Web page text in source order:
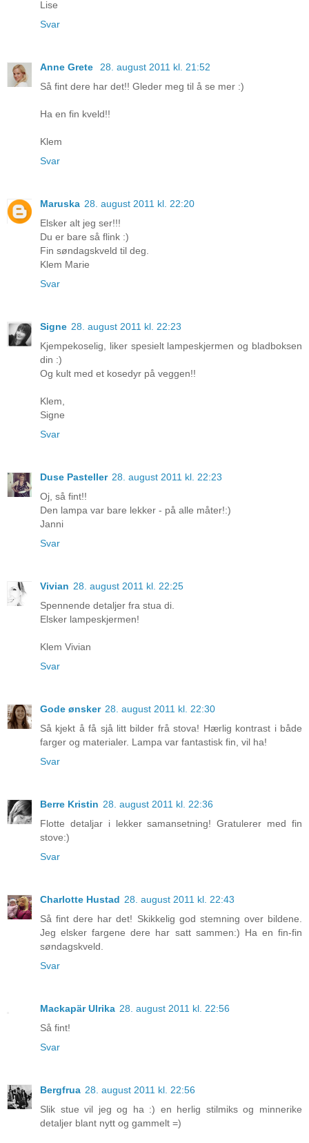
Lise
Svar
Anne Grete
28. august 2011 kl. 21:52
Så fint dere har det!! Gleder meg til å se mer :)
Ha en fin kveld!!
Klem
Svar
Maruska 28. august 2011 kl. 22:20
Elsker alt jeg ser!!!
Du er bare så flink :)
Fin søndagskveld til deg.
Klem Marie
Svar
Signe 28. august 2011 kl. 22:23
Kjempekoselig, liker spesielt lampeskjermen og bladboksen
din :)
Og kult med et kosedyr på veggen!!
Klem,
Signe
Svar
Duse Pasteller 28. august 2011 kl. 22:23
Oj, så fint!!
Den lampa var bare lekker - på alle måter!:)
Janni
Svar
Vivian 28. august 2011 kl. 22:25
Spennende detaljer fra stua di.
Elsker lampeskjermen!
Klem Vivian
Svar
Gode ønsker 28. august 2011 kl. 22:30
Så kjekt å få sjå litt bilder frå stova! Hærlig kontrast i både
farger og materialer. Lampa var fantastisk fin, vil ha!
Svar
Berre Kristin 28. august 2011 kl. 22:36
Flotte detaljar i lekker samansetning! Gratulerer med fin
stove:)
Svar
Charlotte Hustad 28. august 2011 kl. 22:43
Så fint dere har det! Skikkelig god stemning over bildene.
Jeg elsker fargene dere har satt sammen:) Ha en fin-fin
søndagskveld.
Svar
Mackapär Ulrika 28. august 2011 kl. 22:56
Så fint!
Svar
Bergfrua 28. august 2011 kl. 22:56
Slik stue vil jeg og ha :) en herlig stilmiks og minnerike
detaljer blant nytt og gammelt =)